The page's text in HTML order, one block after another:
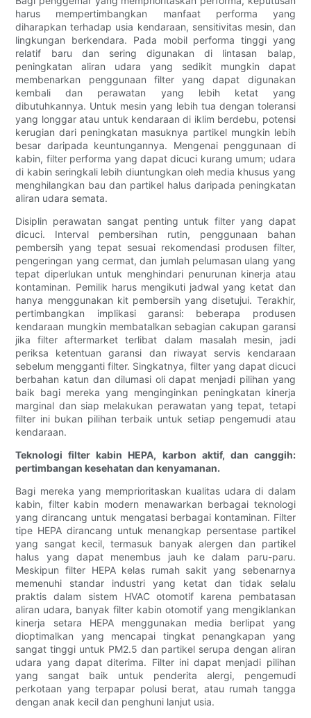
harus mempertimbangkan manfaat performa yang
diharapkan terhadap usia kendaraan, sensitivitas mesin, dan
lingkungan berkendara. Pada mobil performa tinggi yang
relatif baru dan sering digunakan di lintasan balap,
peningkatan aliran udara yang sedikit mungkin dapat
membenarkan penggunaan filter yang dapat digunakan
kembali dan perawatan yang lebih ketat yang
dibutuhkannya. Untuk mesin yang lebih tua dengan toleransi
yang longgar atau untuk kendaraan di iklim berdebu, potensi
kerugian dari peningkatan masuknya partikel mungkin lebih
besar daripada keuntungannya. Mengenai penggunaan di
kabin, filter performa yang dapat dicuci kurang umum; udara
di kabin seringkali lebih diuntungkan oleh media khusus yang
menghilangkan bau dan partikel halus daripada peningkatan
aliran udara semata.
Disiplin perawatan sangat penting untuk filter yang dapat
dicuci. Interval pembersihan rutin, penggunaan bahan
pembersih yang tepat sesuai rekomendasi produsen filter,
pengeringan yang cermat, dan jumlah pelumasan ulang yang
tepat diperlukan untuk menghindari penurunan kinerja atau
kontaminan. Pemilik harus mengikuti jadwal yang ketat dan
hanya menggunakan kit pembersih yang disetujui. Terakhir,
pertimbangkan implikasi garansi: beberapa produsen
kendaraan mungkin membatalkan sebagian cakupan garansi
jika filter aftermarket terlibat dalam masalah mesin, jadi
periksa ketentuan garansi dan riwayat servis kendaraan
sebelum mengganti filter. Singkatnya, filter yang dapat dicuci
berbahan katun dan dilumasi oli dapat menjadi pilihan yang
baik bagi mereka yang menginginkan peningkatan kinerja
marginal dan siap melakukan perawatan yang tepat, tetapi
filter ini bukan pilihan terbaik untuk setiap pengemudi atau
kendaraan.
Teknologi filter kabin HEPA, karbon aktif, dan canggih:
pertimbangan kesehatan dan kenyamanan.
Bagi mereka yang memprioritaskan kualitas udara di dalam
kabin, filter kabin modern menawarkan berbagai teknologi
yang dirancang untuk mengatasi berbagai kontaminan. Filter
tipe HEPA dirancang untuk menangkap persentase partikel
yang sangat kecil, termasuk banyak alergen dan partikel
halus yang dapat menembus jauh ke dalam paru-paru.
Meskipun filter HEPA kelas rumah sakit yang sebenarnya
memenuhi standar industri yang ketat dan tidak selalu
praktis dalam sistem HVAC otomotif karena pembatasan
aliran udara, banyak filter kabin otomotif yang mengiklankan
kinerja setara HEPA menggunakan media berlipat yang
dioptimalkan yang mencapai tingkat penangkapan yang
sangat tinggi untuk PM2.5 dan partikel serupa dengan aliran
udara yang dapat diterima. Filter ini dapat menjadi pilihan
yang sangat baik untuk penderita alergi, pengemudi
perkotaan yang terpapar polusi berat, atau rumah tangga
dengan anak kecil dan penghuni lanjut usia.